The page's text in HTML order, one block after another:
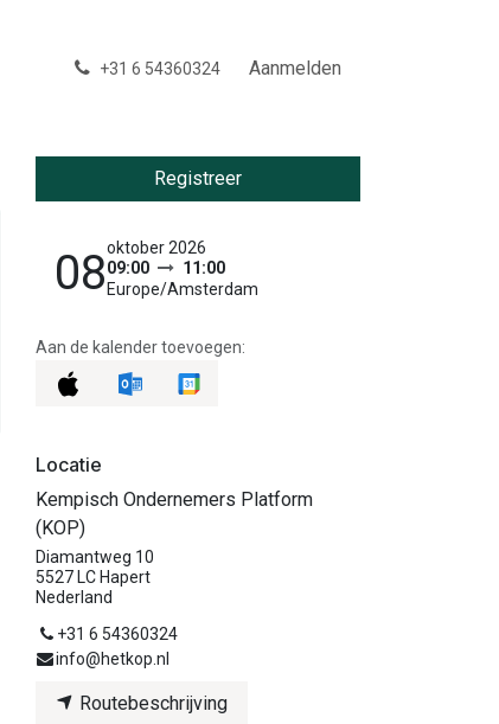
+31 6 54360324 Aanmelden
Registreer
08oktober 2026
09:00
11:00
Europe/Amsterdam
Aan de kalender toevoegen:
Locatie
Kempisch Ondernemers Platform
(KOP)
Diamantweg 10
5527 LC Hapert
Nederland
+31 6 54360324
info@hetkop.nl
Routebeschrijving